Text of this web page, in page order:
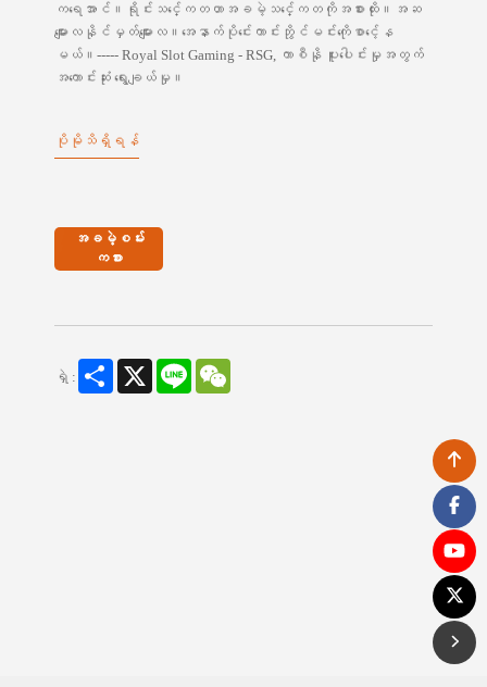
ကရေအာင်။ရိုင်းသင်္ေကတဟာအခမဲ့သင်္ေကတကိုအစားထိုး။အဆ
များေလနိုင်မှတ်များေလ။အေနာက်ပိုင်းေကာင်းဘွိုင်မင်းကိုေစာင့်ေန
မယ်။----- Royal Slot Gaming - RSG, ကာစီနို ပူးပေါင်းမှုအတွက်
အကောင်းဆုံး ရွေးချယ်မှု။
ပိုမိုသိရှိရန်
အခမဲ့စမ်း
ကစား
ရှဲ :
Share X Line